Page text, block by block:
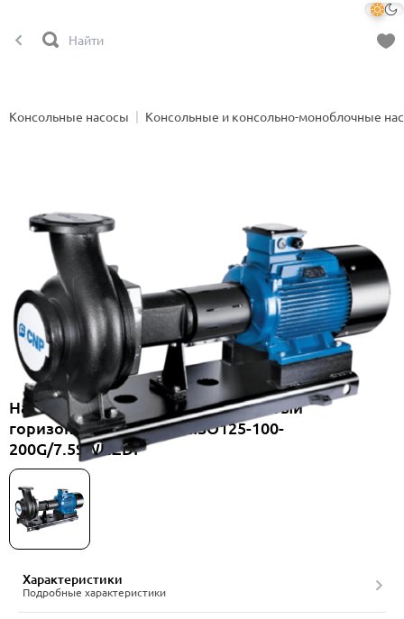
Консольные насосы Консольные и консольно-моноблочные
Насос консольный одноступенчатый
горизонтальный CNP NISO125-100-
200G/7.5SWHZDI
Характеристики
Подробные характеристики